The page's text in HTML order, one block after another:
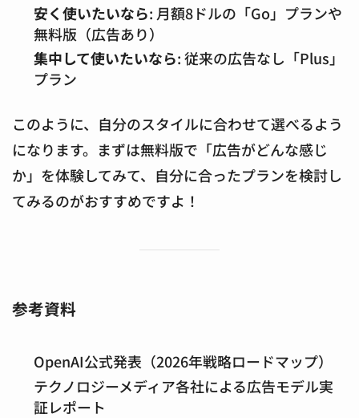
安く使いたいなら: 月額8ドルの「Go」プランや
無料版（広告あり）
集中して使いたいなら: 従来の広告なし「Plus」
プラン
このように、自分のスタイルに合わせて選べるよう
になります。まずは無料版で「広告がどんな感じ
か」を体験してみて、自分に合ったプランを検討し
てみるのがおすすめですよ！
参考資料
OpenAI公式発表（2026年戦略ロードマップ）
テクノロジーメディア各社による広告モデル実
証レポート